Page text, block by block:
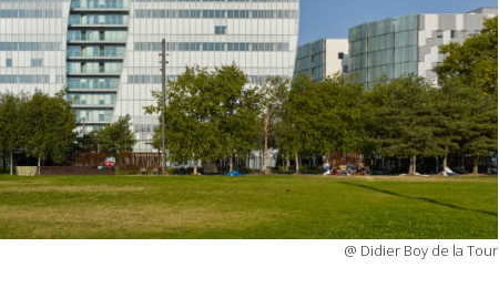
@ Didier Boy de la Tour